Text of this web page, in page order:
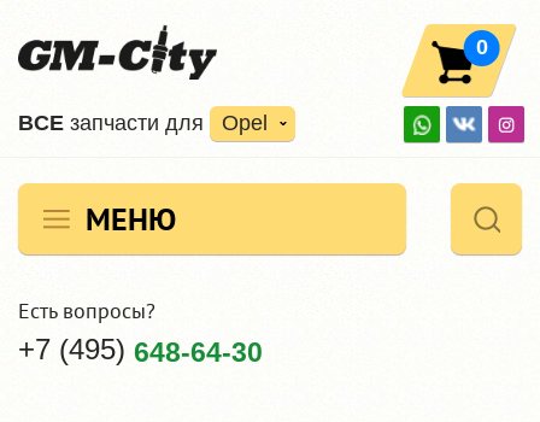
ВCE запчасти для Opel
0
МЕНЮ
Есть вопросы?
+7 (495) 648-64-30